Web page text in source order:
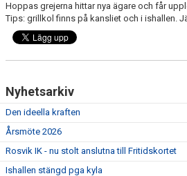
| VÅRA LAG & LEDARE
Hoppas grejerna hittar nya ägare och får
Tips: grillkol finns på kansliet och i ishallen.
Nyhetsarkiv
Den ideella kraften
Årsmöte 2026
Rosvik IK - nu stolt anslutna till Fritidskortet
Ishallen stängd pga kyla